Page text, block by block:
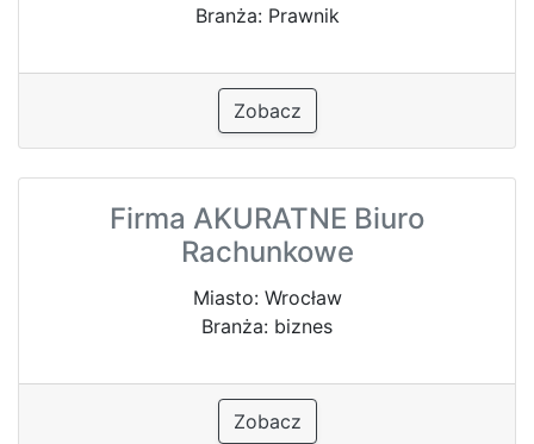
Branża: Prawnik
Zobacz
Firma AKURATNE Biuro
Rachunkowe
Miasto: Wrocław
Branża: biznes
Zobacz